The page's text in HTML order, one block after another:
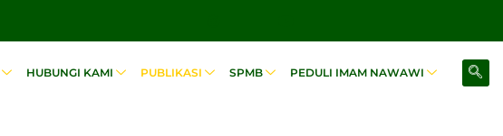
HUBUNGI KAMI PUBLIKASI SPMB PEDULI IMAM NAWAWI